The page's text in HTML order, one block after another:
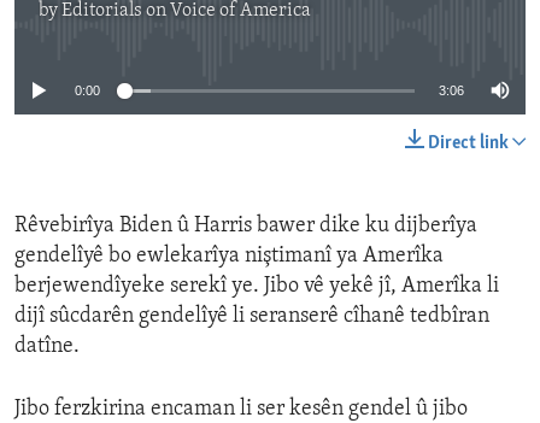
byEditorials on Voice of America
0:00 3:06
Direct link
Rêvebirîya Biden û Harris bawer dike ku dijberîya
gendelîyê bo ewlekarîya niştimanî ya Amerîka
berjewendîyeke serekî ye. Jibo vê yekê jî, Amerîka li
dijî sûcdarên gendelîyê li seranserê cîhanê tedbîran
datîne.
Jibo ferzkirina encaman li ser kesên gendel û jibo